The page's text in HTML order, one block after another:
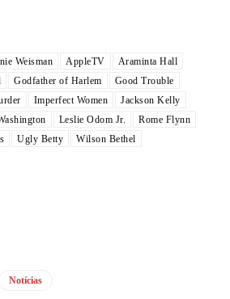
Weisman AppleTV
Araminta Hall
Godfather of Harlem
Good Trouble
Imperfect Women
Jackson Kelly
Leslie Odom Jr.
Rome Flynn
Ugly Betty Wilson Bethel
Notícias